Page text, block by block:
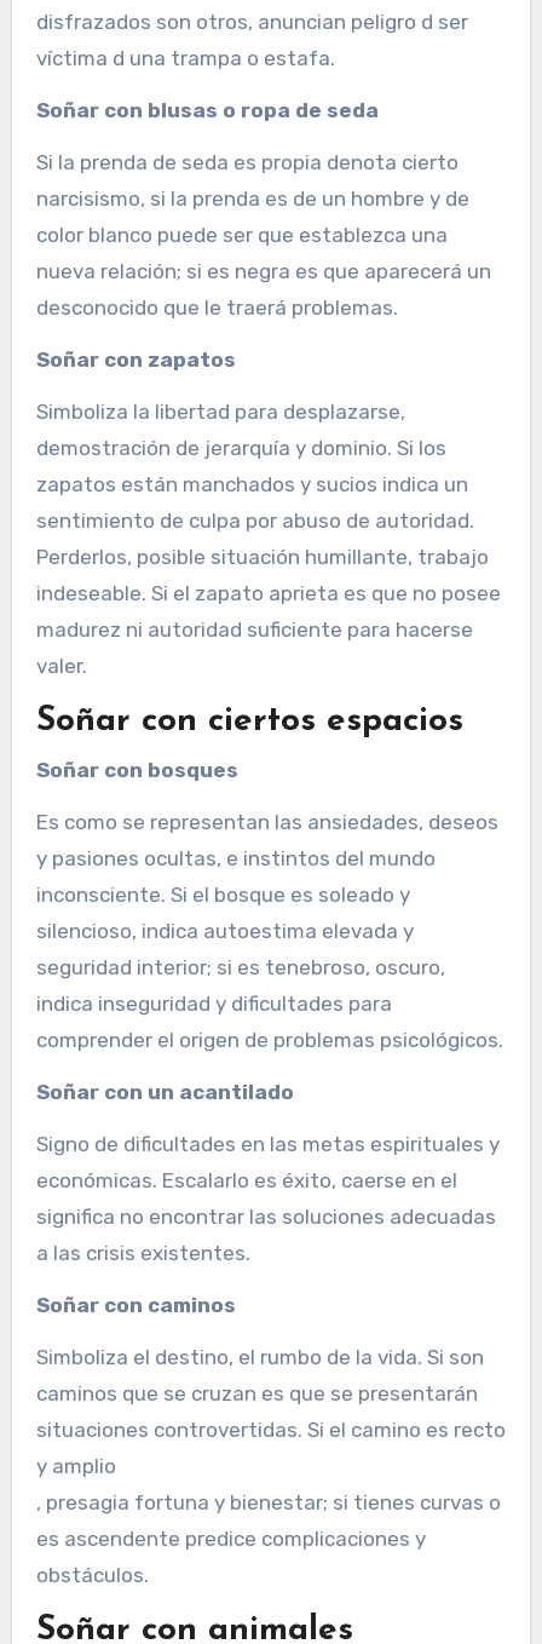
disfrazados son otros, anuncian peligro d ser
víctima d una trampa o estafa.
Soñar con blusas o ropa de seda
Si la prenda de seda es propia denota cierto
narcisismo, si la prenda es de un hombre y de
color blanco puede ser que establezca una
nueva relación; si es negra es que aparecerá un
desconocido que le traerá problemas.
Soñar con zapatos
Simboliza la libertad para desplazarse,
demostración de jerarquía y dominio. Si los
zapatos están manchados y sucios indica un
sentimiento de culpa por abuso de autoridad.
Perderlos, posible situación humillante, trabajo
indeseable. Si el zapato aprieta es que no posee
madurez ni autoridad suficiente para hacerse
valer.
Soñar con ciertos espacios
Soñar con bosques
Es como se representan las ansiedades, deseos
y pasiones ocultas, e instintos del mundo
inconsciente. Si el bosque es soleado y
silencioso, indica autoestima elevada y
seguridad interior; si es tenebroso, oscuro,
indica inseguridad y dificultades para
comprender el origen de problemas psicológicos.
Soñar con un acantilado
Signo de dificultades en las metas espirituales y
económicas. Escalarlo es éxito, caerse en el
significa no encontrar las soluciones adecuadas
a las crisis existentes.
Soñar con caminos
Simboliza el destino, el rumbo de la vida. Si son
caminos que se cruzan es que se presentarán
situaciones controvertidas. Si el camino es recto
y amplio
, presagia fortuna y bienestar; si tienes curvas o
es ascendente predice complicaciones y
obstáculos.
Soñar con animales